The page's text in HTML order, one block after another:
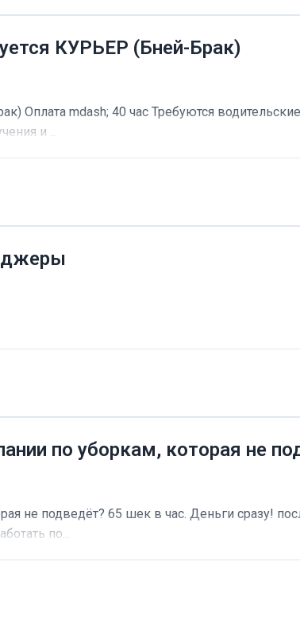
КУРЬЕР (Бней-Брак)
Оплата mdash; 40 час Требуются
и ...
по уборкам, которая не
не подведёт? 65 шек в час. Деньги сразу!
по...